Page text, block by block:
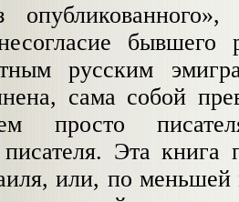
бывшего
русским
сама собой
просто
писателя. Эта книга
или, по меньшей